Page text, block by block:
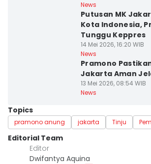
News
Putusan MK
Kota Indonesia,
Tunggu Keppres
14 Mei 2026, 16:20 WIB
News
Pramono
Jakarta Aman
13 Mei 2026, 08:54 WIB
News
Topics
pramono anung jakarta Tinju
Editorial Team
Editor
Dwifantya Aquina